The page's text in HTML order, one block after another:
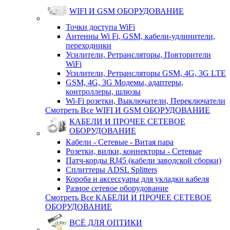
WIFI И GSM ОБОРУДОВАНИЕ
Точки доступа WiFi
Антенны Wi Fi, GSM, кабели-удлинители,
переходники
Усилители, Ретрансляторы, Повторители
WiFi
Усилители, Ретрансляторы GSM, 4G, 3G LTE
GSM, 4G, 3G Модемы, адаптеры,
контроллеры, шлюзы
Wi-Fi розетки, Выключатели, Переключатели
Смотреть Все WIFI И GSM ОБОРУДОВАНИЕ
КАБЕЛИ И ПРОЧЕЕ СЕТЕВОЕ
ОБОРУДОВАНИЕ
Кабели - Сетевые - Витая пара
Розетки, вилки, коннекторы - Сетевые
Патч-корды RJ45 (кабели заводской сборки)
Сплиттеры ADSL Splitters
Короба и аксессуары для укладки кабеля
Разное сетевое оборудование
Смотреть Все КАБЕЛИ И ПРОЧЕЕ СЕТЕВОЕ
ОБОРУДОВАНИЕ
ВСЁ ДЛЯ ОПТИКИ